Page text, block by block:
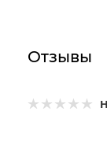
Отзывы